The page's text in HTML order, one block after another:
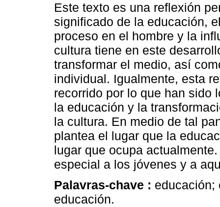
Este texto es una reflexión
significado de la educación,
proceso en el hombre y la
cultura tiene en este
transformar el medio, así
individual. Igualmente, esta
recorrido por lo que han sido
la educación y la
la cultura. En medio de tal
plantea el lugar que la
lugar que ocupa
especial a los jóvenes y a
Palavras-chave : educación;
educación.